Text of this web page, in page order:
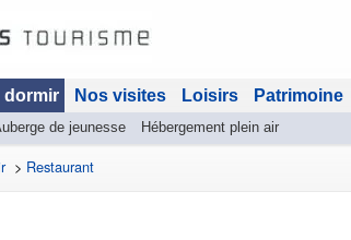
dormir
de jeunesse Hébergement plein air
Nos visites Loisirs Patrimoine
> Restaurant